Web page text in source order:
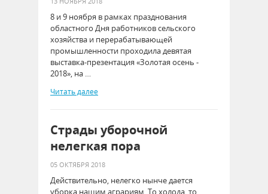
8 и 9 ноября в рамках празднования
областного Дня работников сельского
хозяйства и перерабатывающей
промышленности проходила девятая
выставка-презентация «Золотая осень -
2018», на …
Читать далее
Страды уборочной
нелегкая пора
05 ОКТЯБРЯ 2018
Действительно, нелегко нынче дается
уборка нашим аграриям. То холода, то